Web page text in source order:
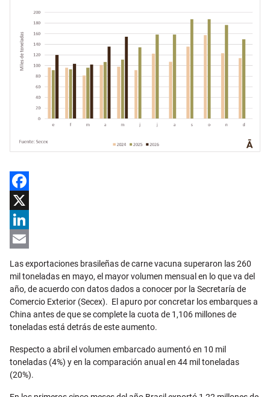
Facebook
X
LinkedIn
Las exportaciones brasileñas de carne vacuna superaron las 260
mil toneladas en mayo, el mayor volumen mensual en lo que va del
año, de acuerdo con datos dados a conocer por la Secretaría de
Comercio Exterior (Secex). El apuro por concretar los embarques a
China antes de que se complete la cuota de 1,106 millones de
toneladas está detrás de este aumento.
Respecto a abril el volumen embarcado aumentó en 10 mil
toneladas (4%) y en la comparación anual en 44 mil toneladas
(20%).